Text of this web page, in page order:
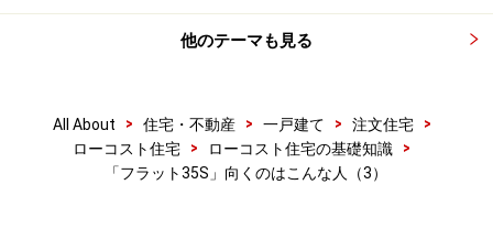
他のテーマも見る
All About > 住宅・不動産 > 一戸建て > 注文住宅
>
ローコスト住宅
> ローコスト住宅の基礎知識
>
「フラット35S」向くのはこんな人（3）